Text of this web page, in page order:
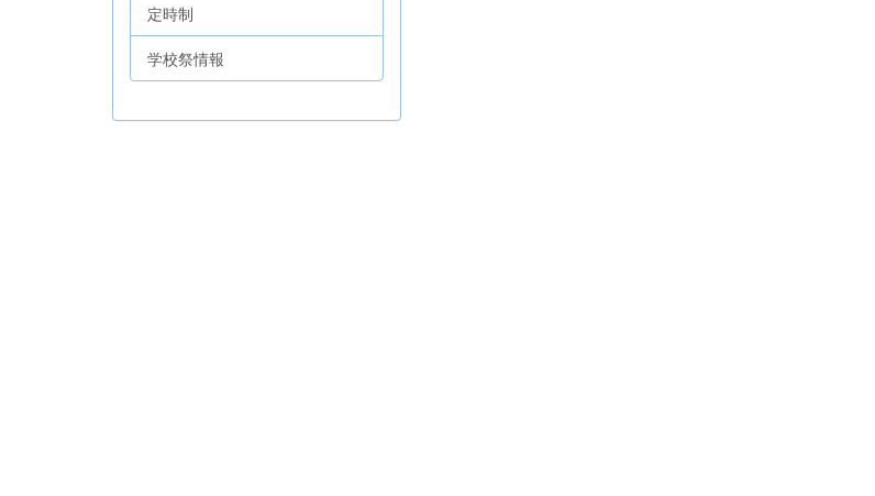
定時制
学校祭情報